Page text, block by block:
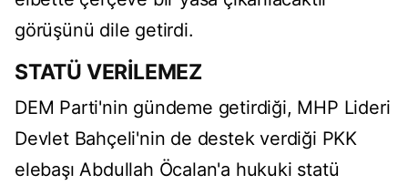
görüşünü dile getirdi.
STATÜ VERİLEMEZ
DEM Parti'nin gündeme getirdiği, MHP Lideri
Devlet Bahçeli'nin de destek verdiği PKK
elebaşı Abdullah Öcalan'a hukuki statü